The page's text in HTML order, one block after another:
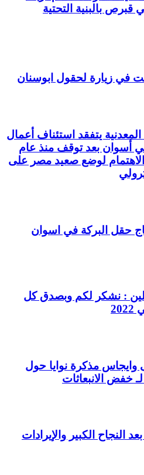
بالبنية التحتية
في زيارة لحقول ابوسنان
المعدنية يتفقد استئناف أعمال
أسوان بعد توقف منذ عام
الاهتمام لوضع صعيد مصر على
حقل البركة في اسوان
: نشكر لكم وبصدق كل
وايجاس مذكرة نوايا حول
خفض الانبعاثات
النجاح الكبير والإيرادات